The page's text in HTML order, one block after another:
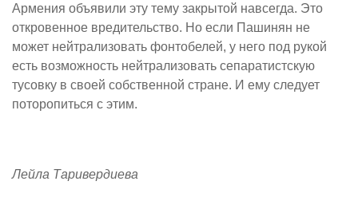
Армения объявили эту тему закрытой навсегда. Это
откровенное вредительство. Но если Пашинян не
может нейтрализовать фонтобелей, у него под рукой
есть возможность нейтрализовать сепаратистскую
тусовку в своей собственной стране. И ему следует
поторопиться с этим.
Лейла Таривердиева